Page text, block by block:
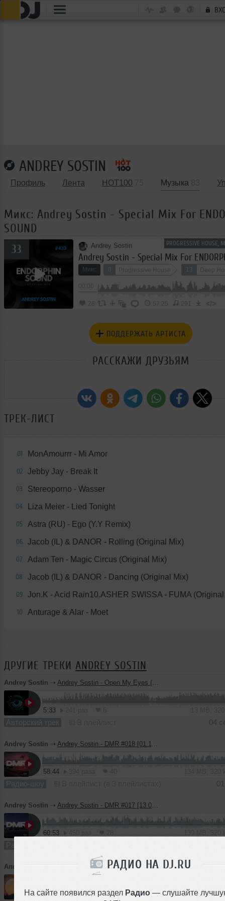
РАДИО НА DJ.RU
На сайте появился раздел Радио — слушайте
ANDREY SOSTIN
Профиль Лента HOT100 Музыка
Микс: Andrey Sostin - Special Mix For
SOUND
PROGRESSIVE
33 Andrey Sostin
Andrey Sostin - Special Mix For
Микс 8 Progressive House 13 Deep
28 57:25 291 </>
ПОДДЕРЖАТЬ АРТИСТА
РАССКАЖИ ДРУЗЬЯМ
ТРЕК-ЛИСТ
01 MonAmourrr - Mi Amor
02 Jebby Jay - Break It
03 Stereoporno - Wasser
04 Liza Meier - Lied Tonight
05 Astra (RU) - Ego (Y.Y Remix)
06 Jacob (IL) & DANOR - Rolling (Original Mix)
07 Adam Ten - Magic Circus (Original Mix)
08 Jacob (IL) & DANOR - Dancing (Original Mix)
09 Jon.K - Acid Rain10.ASHER SWISSA - FUMA
10 Anturage & Alar - Moet
ДРУГИЕ ТРЕКИ ANDREY SOSTIN
Andrey Sostin ➝ Andrey Sostin - Open My Eyes (Original Mix)
5:33
Авторский трек 04
Andrey Sostin ➝ Andrey Sostin - DMR #018 [01.11.2024]
58:44
Радио-шоу
Andrey Sostin ➝ Andrey Sostin - DMR #017 [13.09.2024]
60:53
Радио-шоу
Andrey Sostin Andrey Sostin - Moon
5:20 1227 раз 58 10 MB, 256